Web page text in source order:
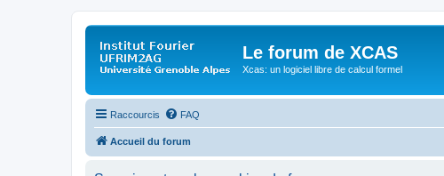
Le forum de XCAS
Xcas: un logiciel libre de calcul formel
Raccourcis FAQ
Accueil du forum